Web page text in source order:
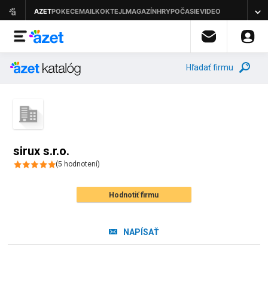
Hľadať firmu
sirux s.r.o.
(5 hodnotení)
Hodnotiť firmu
NAPÍSAŤ